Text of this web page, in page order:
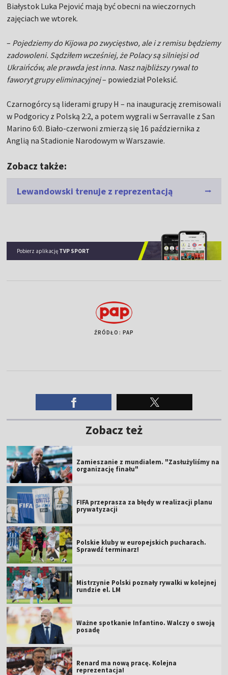
Białystok Luka Pejović mają być obecni na wieczornych
zajęciach we wtorek.
– Pojedziemy do Kijowa po zwycięstwo, ale i z remisu będziemy
zadowoleni. Sądziłem wcześniej, że Polacy są silniejsi od
Ukraińców, ale prawda jest inna. Nasz najbliższy rywal to
faworyt grupy eliminacyjnej– powiedział Poleksić.
Czarnogórcy są liderami grupy H – na inaugurację zremisowali
w Podgoricy z Polską 2:2, a potem wygrali w Serravalle z San
Marino 6:0. Biało-czerwoni zmierzą się 16 października z
Anglią na Stadionie Narodowym w Warszawie.
Zobacz także:
Lewandowski trenuje z reprezentacją
Pobierz aplikację TVP SPORT
ŹRÓDŁO: PAP
Zobacz też
Zamieszanie z mundialem. "Zasłużyliśmy na
organizację finału"
FIFA przeprasza za błędy w realizacji planu
prywatyzacji
Polskie kluby w europejskich pucharach.
Sprawdź terminarz!
Mistrzynie Polski poznały rywalki w kolejnej
rundzie el. LM
Ważne spotkanie Infantino. Walczy o swoją
posadę
Renard ma nową pracę. Kolejna
reprezentacja!